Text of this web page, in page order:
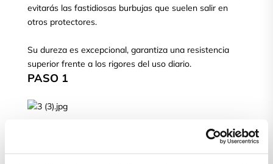
evitarás las fastidiosas burbujas que suelen salir en
otros protectores.
Su dureza es excepcional, garantiza una resistencia
superior frente a los rigores del uso diario.
PASO 1
Limpiamos la pantalla de nuestro móvil con la toallita
húmeda (Wet) y posteriormente secamos con la toallita